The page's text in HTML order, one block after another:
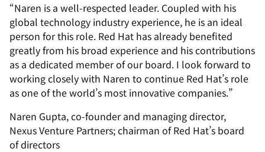
“Naren is a well-respected leader. Coupled with his
global technology industry experience, he is an ideal
person for this role. Red Hat has already benefited
greatly from his broad experience and his contributions
as a dedicated member of our board. I look forward to
working closely with Naren to continue Red Hat’s role
as one of the world’s most innovative companies.”
Naren Gupta, co-founder and managing director,
Nexus Venture Partners; chairman of Red Hat’s board
of directors